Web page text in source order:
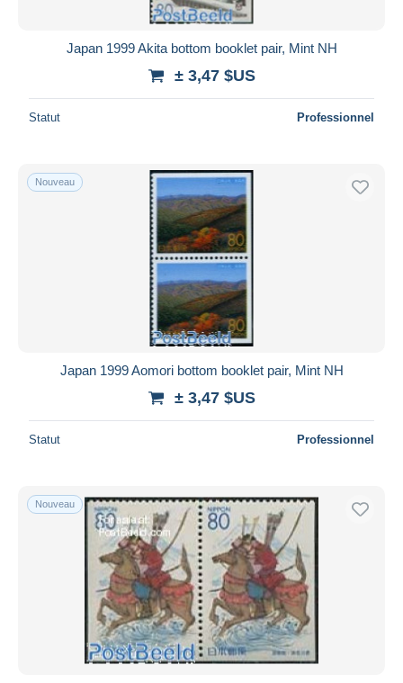
Japan 1999 Akita bottom booklet pair, Mint NH
± 3,47 $US
Statut Professionnel
Nouveau
Japan 1999 Aomori bottom booklet pair, Mint NH
± 3,47 $US
Statut Professionnel
Nouveau